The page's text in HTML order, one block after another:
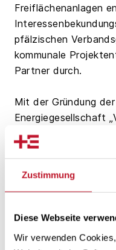
Zustimmung
Diese Webseite
Wir verwenden
Freiflächenanlagen
pfälzischen
kommunale
Partner durch.
Mit der Gründung
Energiegesellschaft
Montabaur
die
regionale
gehören die Stadt
Verbandsgemeinde
zu identifizieren und